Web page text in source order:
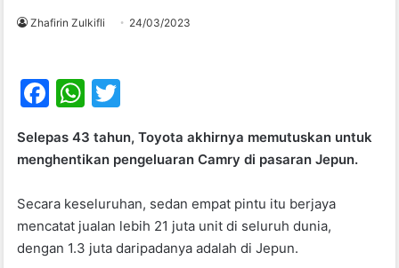
Zhafirin Zulkifli 24/03/2023
F
c
e
b
o
W
at
A
p
itt
er
Selepas 43 tahun, Toyota akhirnya memutuskan untuk
menghentikan pengeluaran Camry di pasaran Jepun.
Secara keseluruhan, sedan empat pintu itu berjaya
mencatat jualan lebih 21 juta unit di seluruh dunia,
dengan 1.3 juta daripadanya adalah di Jepun.